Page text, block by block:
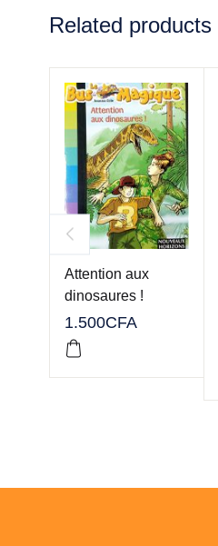
Related products
Attention aux
dinosaures !
1.500CFA